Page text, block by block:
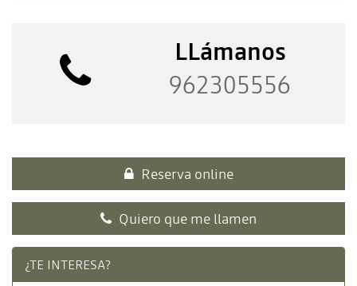
LLámanos
962305556
Reserva online
Quiero que me llamen
¿TE INTERESA?